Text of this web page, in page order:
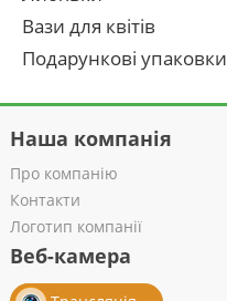
Вази для квітів
Подарункові упаковки
Наша компанія
Про компанію
Контакти
Логотип компанії
Веб-камера